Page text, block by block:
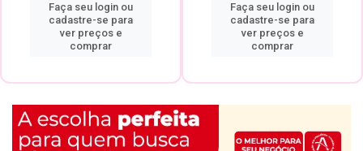
Faça seu login ou
cadastre-se para
ver preços e
comprar
Faça seu login ou
cadastre-se para
ver preços e
comprar